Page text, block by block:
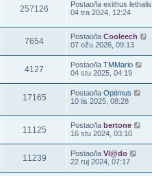
257126 Postao/la exithus lethalis
04 tra 2024, 12:24
7654 Postao/la Cooleech
07 ožu 2026, 09:13
4127 Postao/la TMMario
04 stu 2025, 04:19
17165 Postao/la Optimus
10 lis 2025, 08:28
11125 Postao/la bertone
16 stu 2024, 03:10
11239 Postao/la Vl@do
22 ruj 2024, 07:17